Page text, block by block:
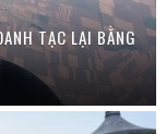
TẠC LẠI BẰNG